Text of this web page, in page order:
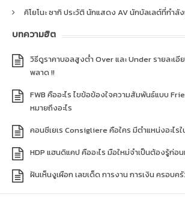
คิโยโนะ ซากิ ประวัติ นักแสดง AV นักบัลเลต์ที่กำ
บทความฮิต
วิธีดูราคาบอลสูงต่ำ Over และ Under รายละเ
พลาด !!
FWB คืออะไร ไขข้อข้องใจความสัมพันธ์แบบ
หมายถึงอะไร
คอนซีเยเร Consigliere คือใคร มีตำแหน่งอะไร
HDP แฮนดิแคป คืออะไร มือใหม่จำเป็นต้องรู้ก่อ
ฝันเห็นงูเผือก เลขเด็ด การงาน การเงิน ครอบค